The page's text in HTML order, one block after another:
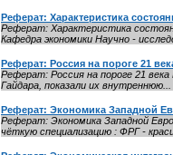
Реферат: Характеристика
Реферат: Характеристика
Кафедра экономики Научно -
Реферат: Россия на пороге 21
Реферат: Россия на пороге 21
Гайдара, показали их внутреннюю...
Реферат: Экономика Западной
Реферат: Экономика Западной
чёткую специализацию : ФРГ -